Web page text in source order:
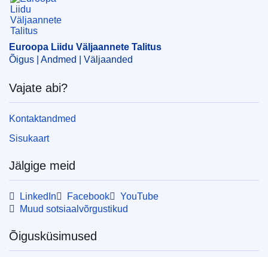
piiramine
CELEX : 52011XG0811(01)
OJ : JOC_2011_235_R_0003_01
Euroopa Liidu Väljaannete Talitus
Õigus | Andmed | Väljaanded
Vajate abi?
Kontaktandmed
Sisukaart
Jälgige meid
LinkedIn Facebook
YouTube
Muud sotsiaalvõrgustikud
Õigusküsimused